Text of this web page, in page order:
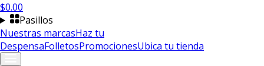
$0.00
Pasillos
Nuestras marcasHaz tu
DespensaFolletosPromocionesUbica tu tienda